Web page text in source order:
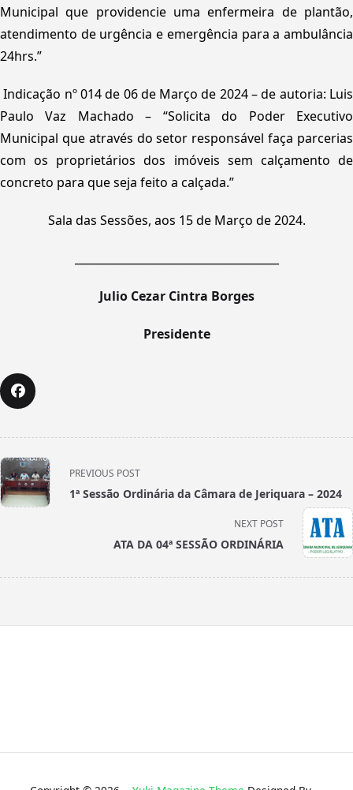
Municipal que providencie uma enfermeira de plantão,
atendimento de urgência e emergência para a ambulância
24hrs.”
Indicação nº 014 de 06 de Março de 2024 – de autoria: Luis
Paulo Vaz Machado – “Solicita do Poder Executivo
Municipal que através do setor responsável faça parcerias
com os proprietários dos imóveis sem calçamento de
concreto para que seja feito a calçada.”
Sala das Sessões, aos 15 de Março de 2024.
Julio Cezar Cintra Borges
Presidente
<span
class="nav-
subtitle
PREVIOUS POST
1ª Sessão Ordinária da Câmara de Jeriquara – 2024
NEXT POST
ATA DA 04ª SESSÃO ORDINÁRIA